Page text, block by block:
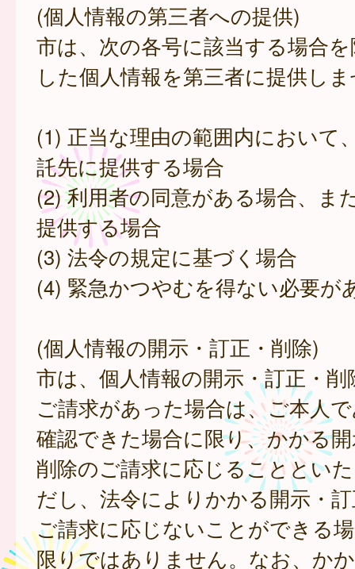
(個人情報の第三者への提供)
市は、次の各号に該当する場合
した個人情報を第三者に提供し
(1) 正当な理由の範囲内において
託先に提供する場合
(2) 利用者の同意がある場合、ま
提供する場合
(3) 法令の規定に基づく場合
(4) 緊急かつやむを得ない必要が
(個人情報の開示・訂正・削除)
市は、個人情報の開示・訂正・
ご請求があった場合は、ご本人
確認できた場合に限り、かかる
削除のご請求に応じることとい
だし、法令によりかかる開示・
ご請求に応じないことができる
限りではありません。なお、か